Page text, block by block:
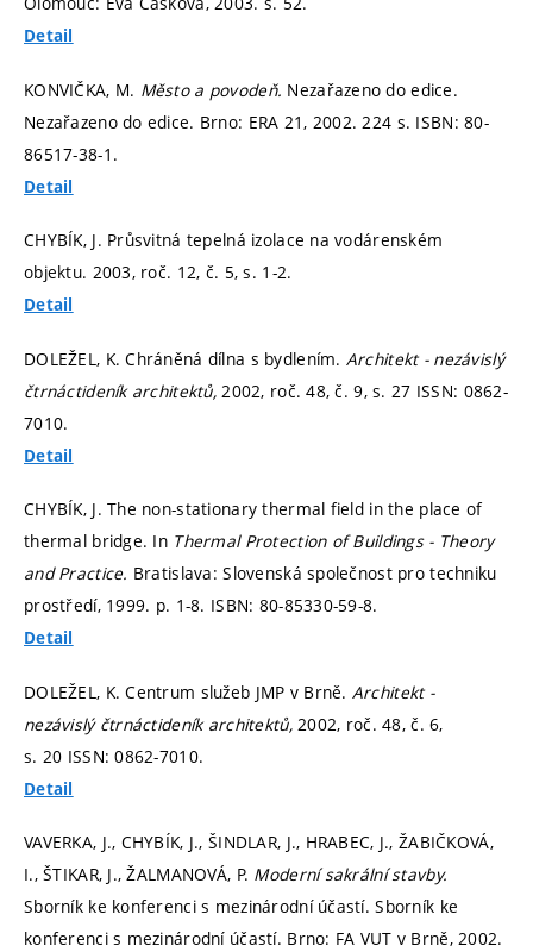
Detail
KONVIČKA, M. Město a povodeň. Nezařazeno do edice.
Nezařazeno do edice. Brno: ERA 21, 2002. 224 s. ISBN: 80-
86517-38-1.
Detail
CHYBÍK, J. Průsvitná tepelná izolace na vodárenském
objektu. 2003, roč. 12, č. 5,s. 1-2.
Detail
DOLEŽEL, K. Chráněná dílna s bydlením. Architekt - nezávislý
čtrnáctideník architektů, 2002, roč. 48, č. 9,s. 27 ISSN: 0862-
7010.
Detail
CHYBÍK, J. The non-stationary thermal field in the place of
thermal bridge. In Thermal Protection of Buildings - Theory
and Practice. Bratislava: Slovenská společnost pro techniku
prostředí, 1999. p. 1-8. ISBN: 80-85330-59-8.
Detail
DOLEŽEL, K. Centrum služeb JMP v Brně. Architekt -
nezávislý čtrnáctideník architektů, 2002, roč. 48, č. 6,
s. 20 ISSN: 0862-7010.
Detail
VAVERKA, J., CHYBÍK, J., ŠINDLAR, J., HRABEC, J., ŽABIČKOVÁ,
I., ŠTIKAR, J., ŽALMANOVÁ, P. Moderní sakrální stavby.
Sborník ke konferenci s mezinárodní účastí. Sborník ke
konferenci s mezinárodní účastí. Brno: FA VUT v Brně, 2002.